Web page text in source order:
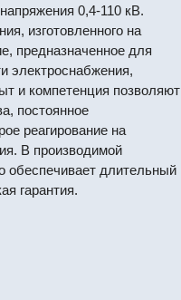
0,4-110 кВ.
изготовленного на
предназначенное для
электроснабжения,
и компетенция позволяют
постоянное
реагирование на
В производимой
обеспечивает длительный
гарантия.